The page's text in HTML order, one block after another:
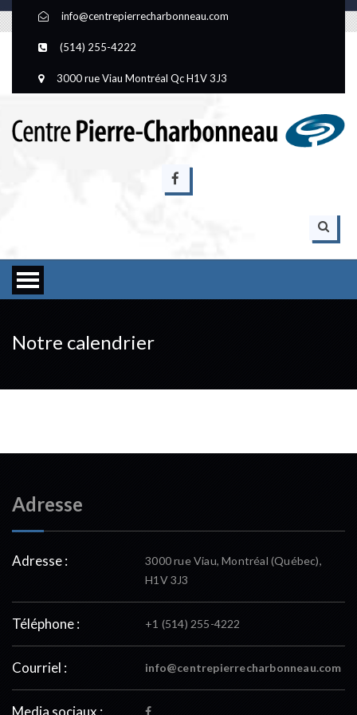
info@centrepierrecharbonneau.com
(514) 255-4222
3000 rue Viau Montréal Qc H1V 3J3
Notre calendrier
Adresse
Adresse :
3000 rue Viau, Montréal (Québec),
H1V 3J3
Téléphone : +1 (514) 255-4222
Courriel : info@centrepierrecharbonneau.com
Media sociaux :